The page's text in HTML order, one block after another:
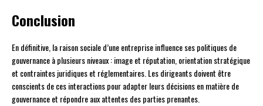
Conclusion
En définitive, la raison sociale d’une entreprise influence ses politiques de
gouvernance à plusieurs niveaux : image et réputation, orientation stratégique
et contraintes juridiques et réglementaires. Les dirigeants doivent être
conscients de ces interactions pour adapter leurs décisions en matière de
gouvernance et répondre aux attentes des parties prenantes.